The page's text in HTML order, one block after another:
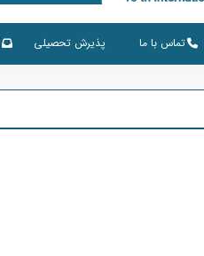
تماس با ما پذیرش تحصیلی